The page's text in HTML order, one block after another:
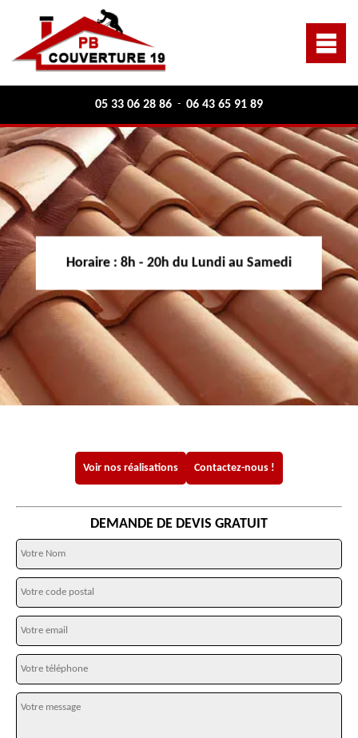
05 33 06 28 86 - 06 43 65 91 89
Horaire : 8h - 20h du Lundi au Samedi
Voir nos réalisations Contactez-nous !
DEMANDE DE DEVIS GRATUIT